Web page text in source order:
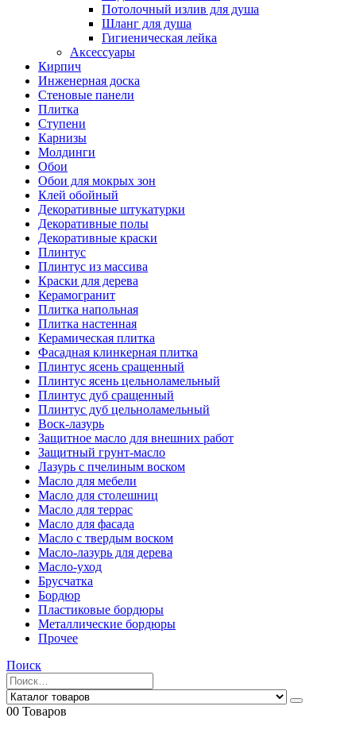
Потолочный излив для душа
Шланг для душа
Гигиеническая лейка
Аксессуары
Кирпич
Инженерная доска
Стеновые панели
Плитка
Ступени
Карнизы
Молдинги
Обои
Обои для мокрых зон
Клей обойный
Декоративные штукатурки
Декоративные полы
Декоративные краски
Плинтус
Плинтус из массива
Краски для дерева
Керамогранит
Плитка напольная
Плитка настенная
Керамическая плитка
Фасадная клинкерная плитка
Плинтус ясень сращенный
Плинтус ясень цельноламельный
Плинтус дуб сращенный
Плинтус дуб цельноламельный
Воск-лазурь
Защитное масло для внешних работ
Защитный грунт-масло
Лазурь с пчелиным воском
Масло для мебели
Масло для столешниц
Масло для террас
Масло для фасада
Масло с твердым воском
Масло-лазурь для дерева
Масло-уход
Брусчатка
Бордюр
Пластиковые бордюры
Металлические бордюры
Прочее
Поиск
00 Товаров